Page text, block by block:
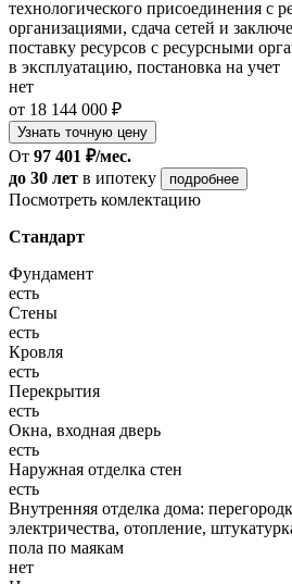
технологического присоединения с
организациями, сдача сетей и
поставку ресурсов с ресурсными
в эксплуатацию, постановка на учет
нет
от 18 144 000 ₽
Узнать точную цену
От 97 401 ₽/мес.
до 30 лет в ипотеку подробнее
Посмотреть комлектацию
Стандарт
Фундамент
есть
Стены
есть
Кровля
есть
Перекрытия
есть
Окна, входная дверь
есть
Наружная отделка стен
есть
Внутренняя отделка дома:
электричества, отопление,
пола по маякам
нет